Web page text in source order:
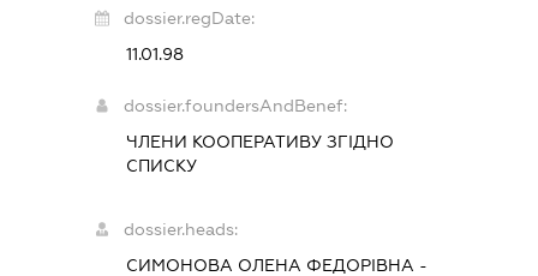
dossier.regDate:
11.01.98
dossier.foundersAndBenef:
ЧЛЕНИ КООПЕРАТИВУ ЗГІДНО
СПИСКУ
dossier.heads:
СИМОНОВА ОЛЕНА ФЕДОРІВНА -